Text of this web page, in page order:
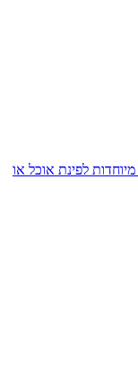
לפינת אוכל או